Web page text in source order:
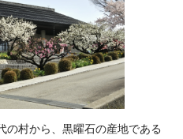
の村から、黒曜石の産地である